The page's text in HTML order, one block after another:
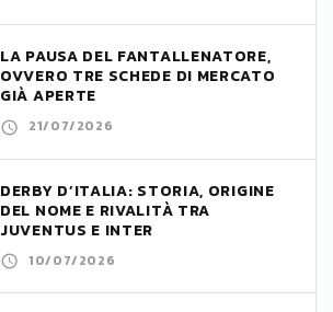
LA PAUSA DEL FANTALLENATORE,
OVVERO TRE SCHEDE DI MERCATO
GIÀ APERTE
21/07/2026
DERBY D’ITALIA: STORIA, ORIGINE
DEL NOME E RIVALITÀ TRA
JUVENTUS E INTER
10/07/2026